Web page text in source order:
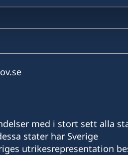
med i stort sett alla
stater har Sverige
utrikesrepresentation